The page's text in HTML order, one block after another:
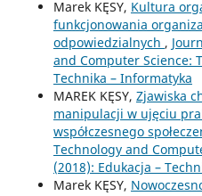
Marek KĘSY, Kultura
funkcjonowania
odpowiedzialnych ,
and Computer Science:
Technika – Informatyka
MAREK KĘSY, Zjawiska
manipulacji w ujęciu
współczesnego
Technology and
(2018): Edukacja –
Marek KĘSY,